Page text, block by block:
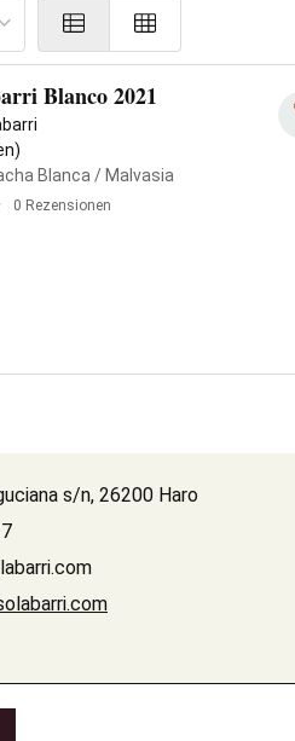
Blanco 2021
Blanca / Malvasia
0 Rezensionen
s/n, 26200 Haro